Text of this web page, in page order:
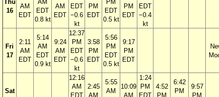
Thu
16
AM
EDT
AM
EDT
0.8 kt
AM
EDT
EDT
−0.6
kt
PM
EDT
PM
EDT
0.5 kt
PM
EDT
EDT
−0.4
kt
Fri
17
2:11
AM
EDT
5:14
AM
EDT
0.9 kt
9:24
AM
EDT
12:37
PM
EDT
−0.6
kt
3:58
PM
EDT
5:56
PM
EDT
0.5 kt
9:17
PM
EDT
Sat
12:16
AM
EDT
2:45
AM
5:55
AM
10:09
AM
1:24
PM
EDT
4:52
PM
6:42
PM
9:57
PM